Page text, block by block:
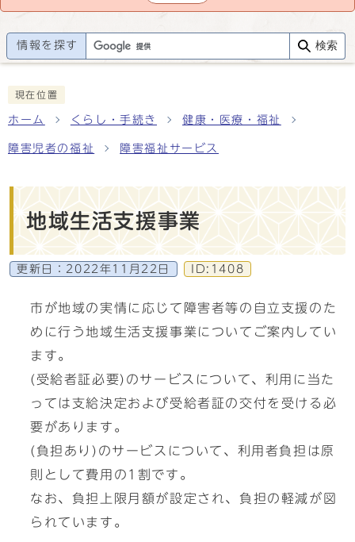
情報を探す 検索
現在位置
ホーム くらし・手続き 健康・医療・福祉
障害児者の福祉 障害福祉サービス
地域生活支援事業
更新日： 2022年11月22日 ID:1408
市が地域の実情に応じて障害者等の自立支援のた
めに行う地域生活支援事業についてご案内してい
ます。
(受給者証必要)のサービスについて、利用に当た
っては支給決定および受給者証の交付を受ける必
要があります。
(負担あり)のサービスについて、利用者負担は原
則として費用の1割です。
なお、負担上限月額が設定され、負担の軽減が図
られています。